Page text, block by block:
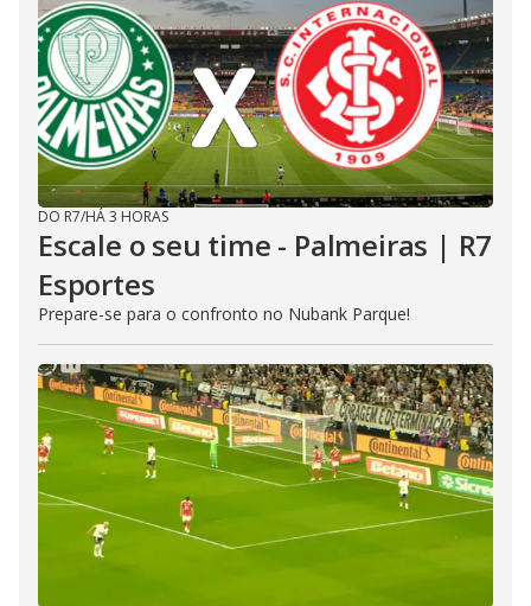
DO R7/HÁ 3 HORAS
Escale o seu time - Palmeiras | R7
Esportes
Prepare-se para o confronto no Nubank Parque!